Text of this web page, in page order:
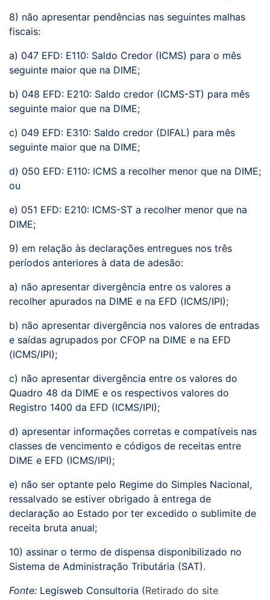
8) não apresentar pendências nas seguintes malhas
fiscais:
a) 047 EFD: E110: Saldo Credor (ICMS) para o mês
seguinte maior que na DIME;
b) 048 EFD: E210: Saldo credor (ICMS-ST) para mês
seguinte maior que na DIME;
c) 049 EFD: E310: Saldo credor (DIFAL) para mês
seguinte maior que na DIME;
d) 050 EFD: E110: ICMS a recolher menor que na DIME;
ou
e) 051 EFD: E210: ICMS-ST a recolher menor que na
DIME;
9) em relação às declarações entregues nos três
períodos anteriores à data de adesão:
a) não apresentar divergência entre os valores a
recolher apurados na DIME e na EFD (ICMS/IPI);
b) não apresentar divergência nos valores de entradas
e saídas agrupados por CFOP na DIME e na EFD
(ICMS/IPI);
c) não apresentar divergência entre os valores do
Quadro 48 da DIME e os respectivos valores do
Registro 1400 da EFD (ICMS/IPI);
d) apresentar informações corretas e compatíveis nas
classes de vencimento e códigos de receitas entre
DIME e EFD (ICMS/IPI);
e) não ser optante pelo Regime do Simples Nacional,
ressalvado se estiver obrigado à entrega de
declaração ao Estado por ter excedido o sublimite de
receita bruta anual;
10) assinar o termo de dispensa disponibilizado no
Sistema de Administração Tributária (SAT).
Fonte: Legisweb Consultoria (Retirado do site